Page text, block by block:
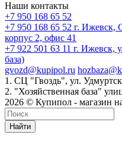
Наши контакты
+7 950 168 65 52
+7 950 168 65 52 г. Ижевск,
корпус 2, офис 41
+7 922 501 63 11 г. Ижевск,
база)
gvozd@kupipol.ru
1. СЦ "Гвоздь", ул.
2. "Хозяйственная база"
2026 © Купипол - магазин
Найти